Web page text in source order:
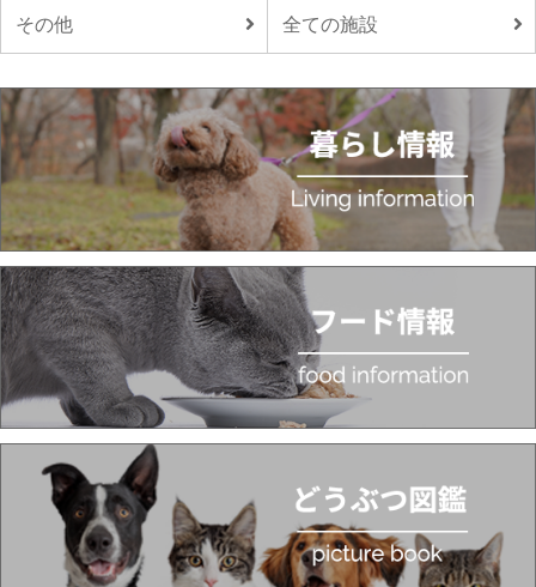
その他 全ての施設